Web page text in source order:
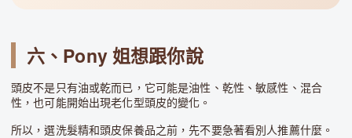
六、Pony 姐想跟你說
頭皮不是只有油或乾而已，它可能是油性、乾性、敏感性、混合
性，也可能開始出現老化型頭皮的變化。
所以，選洗髮精和頭皮保養品之前，先不要急著看別人推薦什麼。